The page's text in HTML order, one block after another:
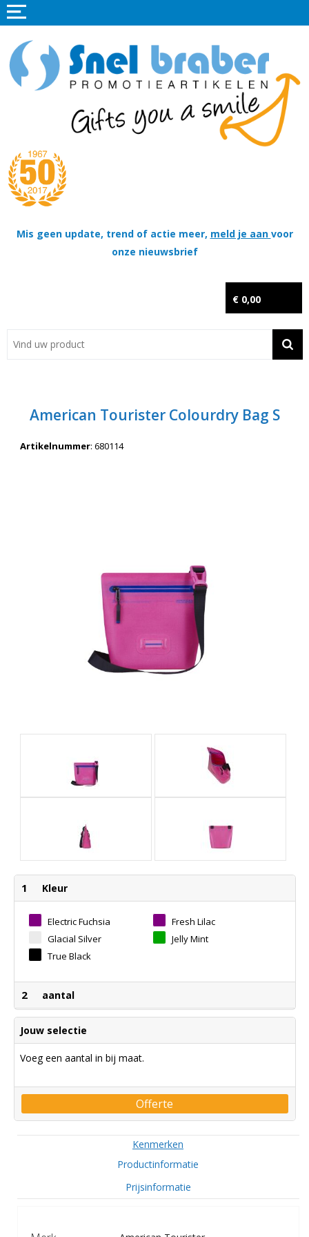
Mis geen update, trend of actie meer, meld je aan voor
onze nieuwsbrief
€ 0,00
Home
Promotieartikelen
Tassen
Thema's
Contact
Wil je snel een advies? Bel nu 053-7920045 of 06-55731304
American Tourister Colourdry Bag S
Artikelnummer: 680114
1 Kleur
Electric Fuchsia
Fresh Lilac
Glacial Silver
Jelly Mint
True Black
2 aantal
Jouw selectie
Voeg een aantal in bij maat.
Offerte
Kenmerken
Productinformatie
Prijsinformatie